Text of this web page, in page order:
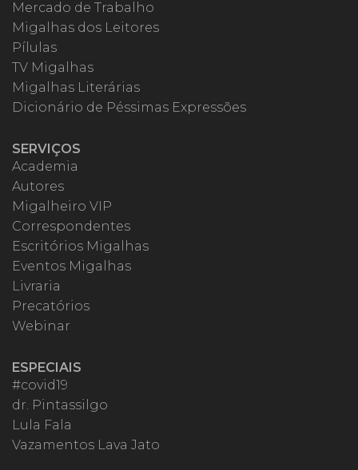
Mercado de Trabalho
Migalhas dos Leitores
Pílulas
TV Migalhas
Migalhas Literárias
Dicionário de Péssimas Expressões
SERVIÇOS
Academia
Autores
Migalheiro VIP
Correspondentes
Escritórios Migalhas
Eventos Migalhas
Livraria
Precatórios
Webinar
ESPECIAIS
#covid19
dr. Pintassilgo
Lula Fala
Vazamentos Lava Jato